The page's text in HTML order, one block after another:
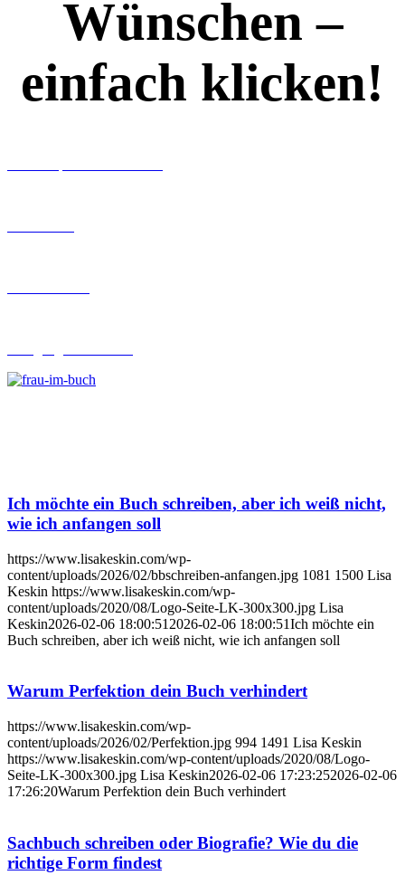
Wünschen –
einfach klicken!
Ich möchte ein Buch schreiben, aber ich weiß nicht,
wie ich anfangen soll
https://www.lisakeskin.com/wp-
content/uploads/2026/02/bbschreiben-anfangen.jpg 1081 1500 Lisa
Keskin https://www.lisakeskin.com/wp-
content/uploads/2020/08/Logo-Seite-LK-300x300.jpg Lisa
Keskin2026-02-06 18:00:51 2026-02-06 18:00:51Ich möchte ein
Buch schreiben, aber ich weiß nicht, wie ich anfangen soll
Warum Perfektion dein Buch verhindert
https://www.lisakeskin.com/wp-
content/uploads/2026/02/Perfektion.jpg 994 1491 Lisa Keskin
https://www.lisakeskin.com/wp-content/uploads/2020/08/Logo-
Seite-LK-300x300.jpg Lisa Keskin2026-02-06 17:23:252026-02-06
17:26:20Warum Perfektion dein Buch verhindert
Sachbuch schreiben oder Biografie? Wie du die
richtige Form findest